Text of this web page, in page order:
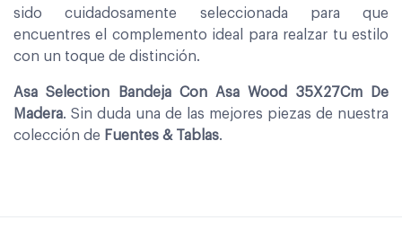
sido cuidadosamente seleccionada para que
encuentres el complemento ideal para realzar tu estilo
con un toque de distinción.
Asa Selection Bandeja Con Asa Wood 35X27Cm De
Madera. Sin duda una de las mejores piezas de nuestra
colección de Fuentes & Tablas.